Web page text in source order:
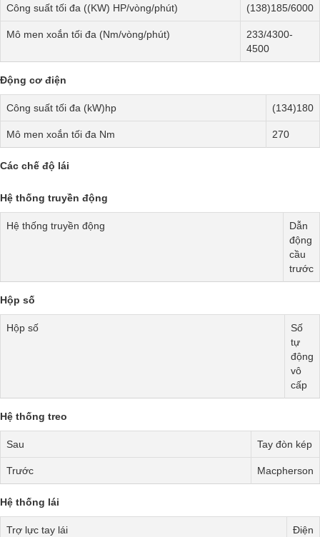
Công suất tối đa ((KW) HP/vòng/phút) (138)185/6000
Mô men xoắn tối đa (Nm/vòng/phút)
233/4300-
4500
Động cơ điện
Công suất tối đa (kW)hp (134)180
Mô men xoắn tối đa Nm 270
Các chế độ lái
Hệ thống truyền động
Hệ thống truyền động
Dẫn
động
cầu
trước
Hộp số
Hộp số
Số
tự
động
vô
cấp
Hệ thống treo
Sau Tay đòn kép
Trước Macpherson
Hệ thống lái
Trợ lực tay lái Điện